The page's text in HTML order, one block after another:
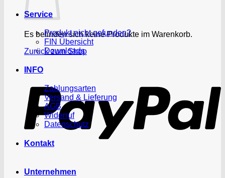
Es befinden sich keine Produkte im Warenkorb.
Zurück zum Shop
Service
Produkt nicht gefunden?
FIN Übersicht
Downloads
INFO
Zahlungsarten
Versand & Lieferung
AGB
Widerruf
Datenschutz
Kontakt
Unternehmen